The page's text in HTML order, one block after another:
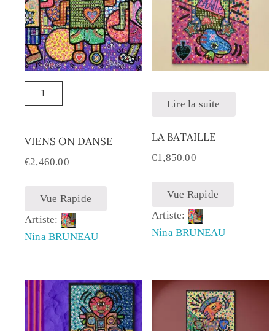
VIENS ON DANSE
€2,460.00
Vue Rapide
Artiste:
Nina BRUNEAU
Lire la suite
LA BATAILLE
€1,850.00
Vue Rapide
Artiste:
Nina BRUNEAU